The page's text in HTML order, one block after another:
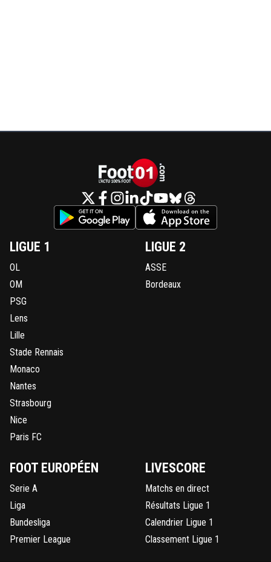
LIGUE 1
OL
OM
PSG
Lens
Lille
Stade Rennais
Monaco
Nantes
Strasbourg
Nice
Paris FC
LIGUE 2
ASSE
Bordeaux
FOOT EUROPÉEN
Serie A
Liga
Bundesliga
Premier League
LIVESCORE
Matchs en direct
Résultats Ligue 1
Calendrier Ligue 1
Classement Ligue 1